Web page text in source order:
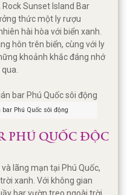
Sunset Island Bar
thức một ly rượu
hài hòa với biển xanh.
hôn trên biển, cùng với ly
khoảnh khắc đáng nhớ
bar Phú Quốc sôi động
PHÚ QUỐC ĐỘC
lãng mạn tại Phú Quốc,
xanh. Với không gian
bar vườn treo ngoài trời,